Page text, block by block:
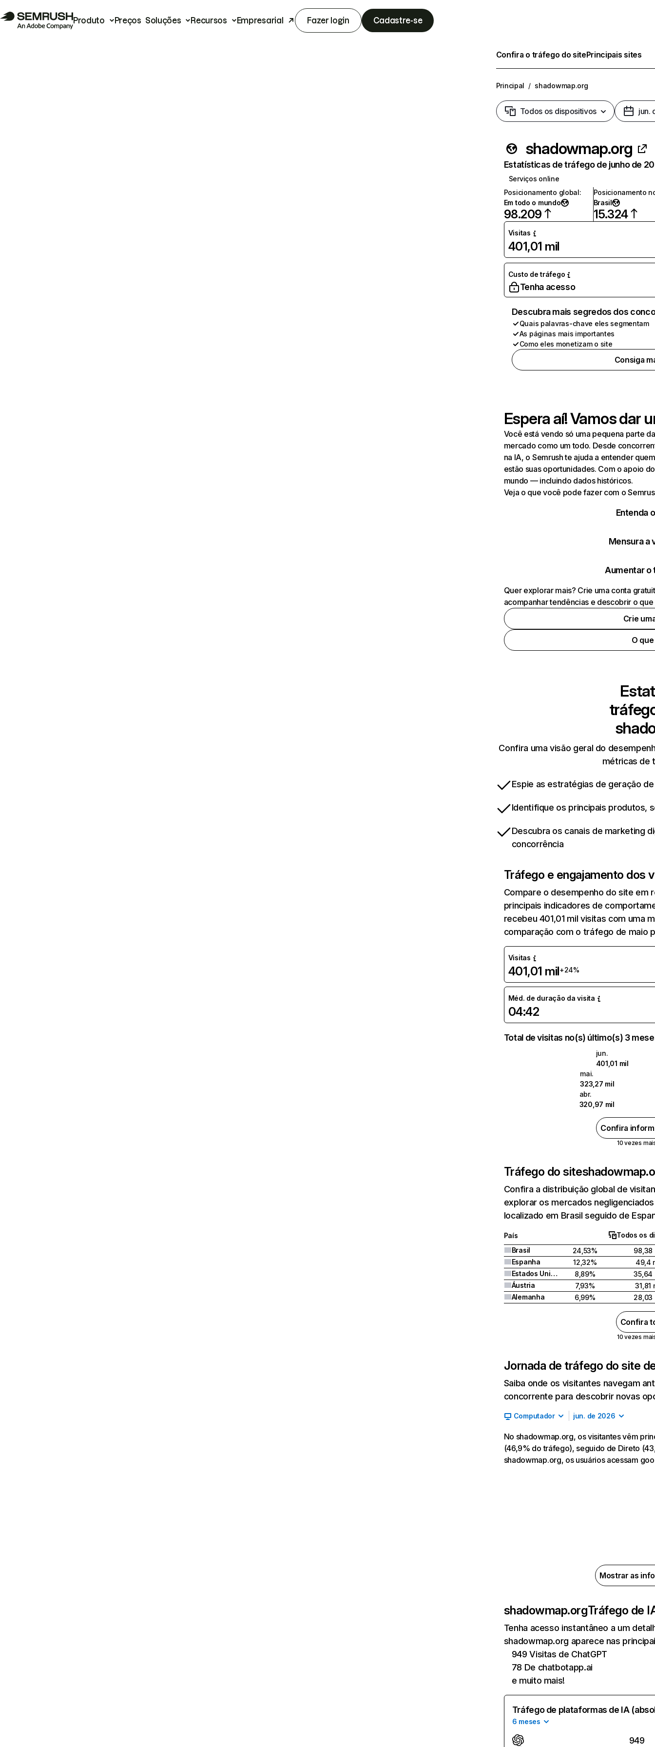
Produto Preços Soluções Recursos Empresarial Fazer login Cadastre-se
Confira o tráfego do sitePrincipais sites
Principal / shadowmap.org
Todos os dispositivos jun.
shadowmap.org
Estatísticas de tráfego de junho de
Serviços online
Posicionamento global:
Em todo o mundo
98.209
Posicionamento
Brasil
15.324
Visitas
401,01 mil
Custo de tráfego
Tenha acesso
Descubra mais segredos dos
Quais palavras-chave eles segmentam
As páginas mais importantes
Como eles monetizam o site
Consiga
Espera aí! Vamos dar
Você está vendo só uma pequena parte
mercado como um todo. Desde
na IA, o Semrush te ajuda a entender
estão suas oportunidades. Com o apoio
mundo — incluindo dados históricos.
Veja o que você pode fazer com o
Entenda
Mensura a
Aumentar o
Quer explorar mais? Crie uma conta
acompanhar tendências e descobrir o
Crie
O
Confira uma visão geral do
métricas de
Espie as estratégias de geração
Identifique os principais produtos,
Descubra os canais de marketing
concorrência
Tráfego e engajamento dos
Compare o desempenho do site em
principais indicadores de
recebeu 401,01 mil visitas com uma
comparação com o tráfego de maio
Visitas
401,01 mil+24%
Méd. de duração da visita
04:42
Total de visitas no(s) último(s) 3
jun.
401,01 mil
mai.
323,27 mil
abr.
320,97 mil
Confira
10 vezes
Tráfego do site
Confira a distribuição global de
explorar os mercados
localizado em Brasil seguido de
País
Todos os
Brasil
24,53%
98,38
Espanha
12,32%
49,4
Estados Unidos
8,89%
35,64
Áustria
7,93%
31,81
Alemanha
6,99% 28,03
Confira
10 vezes
Jornada de tráfego do site
Saiba onde os visitantes navegam
concorrente para descobrir novas
Computador jun. de 2026
No shadowmap.org, os visitantes vêm
(46,9% do tráfego), seguido de Direto
shadowmap.org, os usuários acessam
Mostrar as
shadowmap.orgTráfego de
Tenha acesso instantâneo a um
shadowmap.org aparece nas
949 Visitas de ChatGPT
78 De chatbotapp.ai
e muito mais!
Tráfego de plataformas de IA
6 meses
949